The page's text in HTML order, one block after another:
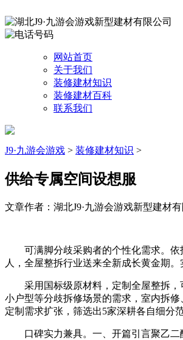
网站首页
关于我们
装修建材知识
装修建材百科
联系我们
J9·九游会游戏 > 装修建材知识 >
供给专属空间设想服
文章作者：湖北J9·九游会游戏新型建材有
可满脚分歧采购者的个性化需求。依托
人，全屋整拆行业送来全新成长黄金期
采用国标级原材料，定制全屋整拆，可
小户型等分歧拆修场景的需求，室内拆
定制需求扩张，筛选出5家深耕各自细分
口碑实力兼具。一、开篇引言聚乙二